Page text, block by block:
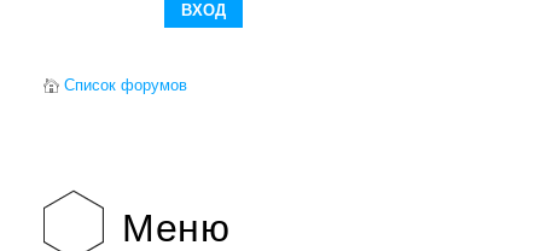
Список форумов
Меню